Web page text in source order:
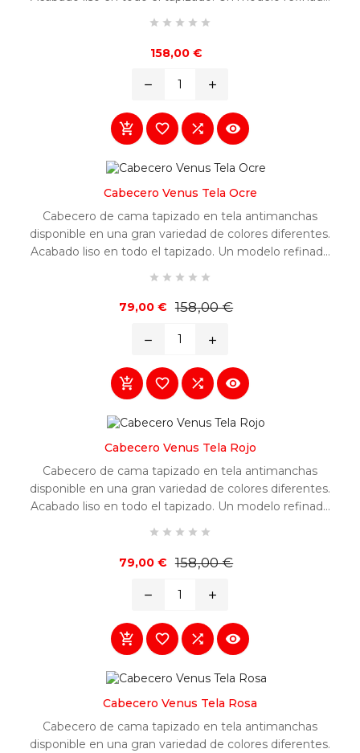
    
158,00 €
remove add
   
Cabecero Venus Tela Ocre
Cabecero de cama tapizado en tela antimanchas
disponible en una gran variedad de colores diferentes.
Acabado liso en todo el tapizado. Un modelo refinado
    
79,00 € 158,00 €
remove add
   
Cabecero Venus Tela Rojo
Cabecero de cama tapizado en tela antimanchas
disponible en una gran variedad de colores diferentes.
Acabado liso en todo el tapizado. Un modelo refinado
    
79,00 € 158,00 €
remove add
   
Cabecero Venus Tela Rosa
Cabecero de cama tapizado en tela antimanchas
disponible en una gran variedad de colores diferentes.